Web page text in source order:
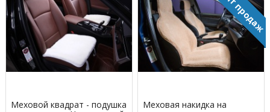
Меховой квадрат - подушка
Меховая накидка на